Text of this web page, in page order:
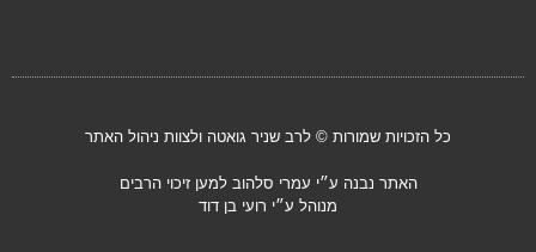
כל הזכויות שמורות © לרב שניר גואטה ולצוות ניהול האתר
האתר נבנה ע״י עמרי סלהוב למען זיכוי הרבים
מנוהל ע״י רועי בן דוד